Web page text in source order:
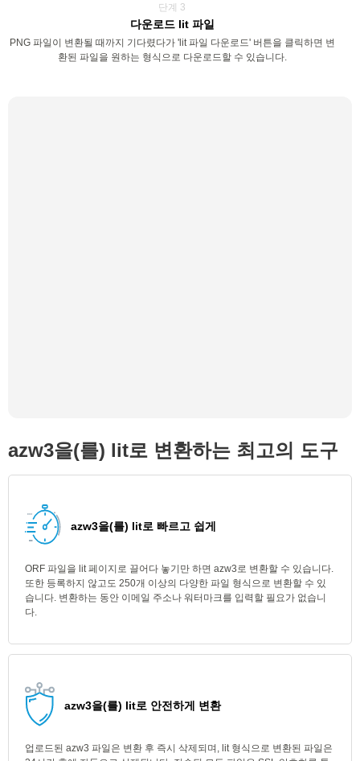
단계 3
다운로드 lit 파일
PNG 파일이 변환될 때까지 기다렸다가 'lit 파일 다운로드' 버튼을 클릭하면 변
환된 파일을 원하는 형식으로 다운로드할 수 있습니다.
azw3을(를) lit로 변환하는 최고의 도구
azw3을(를) lit로 빠르고 쉽게
ORF 파일을 lit 페이지로 끌어다 놓기만 하면 azw3로 변환할 수 있습니다.
또한 등록하지 않고도 250개 이상의 다양한 파일 형식으로 변환할 수 있
습니다. 변환하는 동안 이메일 주소나 워터마크를 입력할 필요가 없습니
다.
azw3을(를) lit로 안전하게 변환
업로드된 azw3 파일은 변환 후 즉시 삭제되며, lit 형식으로 변환된 파일은